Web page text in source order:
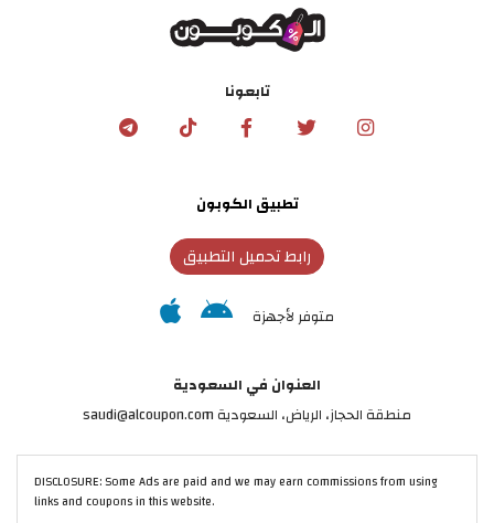
تابعونا
تطبيق الكوبون
رابط تحميل التطبيق
متوفر لأجهزة
العنوان في السعودية
منطقة الحجاز، الرياض، السعودية saudi@alcoupon.com
DISCLOSURE: Some Ads are paid and we may earn commissions from using
links and coupons in this website.